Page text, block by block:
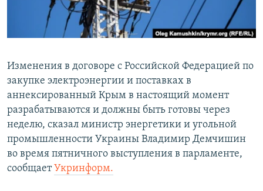
ПОБЕДИТЕЛЕЙ НЕ СУДЯТ?
КРЫМ.НЕПОКОРЕННЫЙ
УКРАИНСКАЯ ПРОБЛЕМА КРЫМА
ПРИСОЕДИНЯЙТЕСЬ!
Все сайты RFE/RL
Изменения в договоре с Российской Федерацией по
закупке электроэнергии и поставках в
аннексированный Крым в настоящий момент
разрабатываются и должны быть готовы через
неделю, сказал министр энергетики и угольной
промышленности Украины Владимир Демчишин
во время пятничного выступления в парламенте,
сообщает Укринформ.